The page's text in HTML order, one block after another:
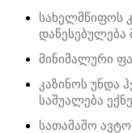
სახელმწიფოს
დაწესებულება
მინიმალური
კაზინოს უნდა
საშუალება
სათამაშო